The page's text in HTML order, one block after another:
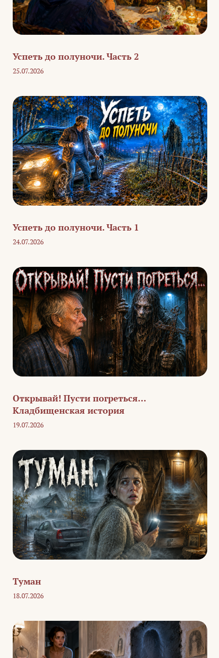
Успеть до полуночи. Часть 2
25.07.2026
Успеть до полуночи. Часть 1
24.07.2026
Открывай! Пусти погреться…
Кладбищенская история
19.07.2026
Туман
18.07.2026